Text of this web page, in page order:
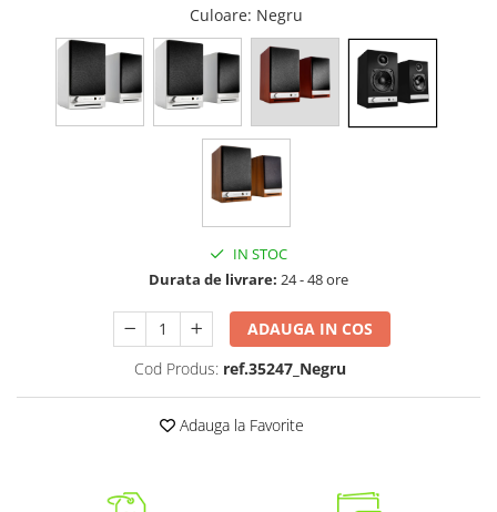
Culoare: Negru
IN STOC
Durata de livrare: 24 - 48 ore
ADAUGA IN COS
Cod Produs: ref.35247_Negru
Adauga la Favorite